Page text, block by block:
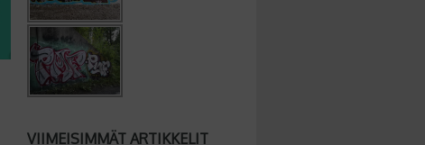
VIIMEISIMMÄT ARTIKKELIT